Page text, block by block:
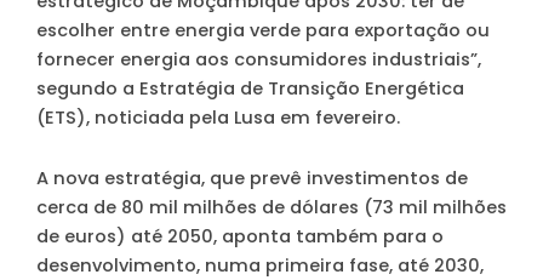
escolher entre energia verde para exportação ou
fornecer energia aos consumidores industriais”,
segundo a Estratégia de Transição Energética
(ETS), noticiada pela Lusa em fevereiro.
A nova estratégia, que prevê investimentos de
cerca de 80 mil milhões de dólares (73 mil milhões
de euros) até 2050, aponta também para o
desenvolvimento, numa primeira fase, até 2030,